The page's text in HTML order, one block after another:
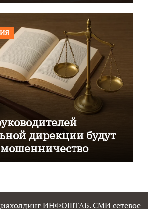
дирекции будут
мошенничество
ИНФОШТАБ. СМИ сетевое